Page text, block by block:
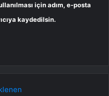
için adım, e-posta
kaydedilsin.